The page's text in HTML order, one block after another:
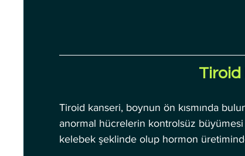
Tiroid
Tiroid kanseri, boynun ön kısmında
anormal hücrelerin kontrolsüz
kelebek şeklinde olup hormon